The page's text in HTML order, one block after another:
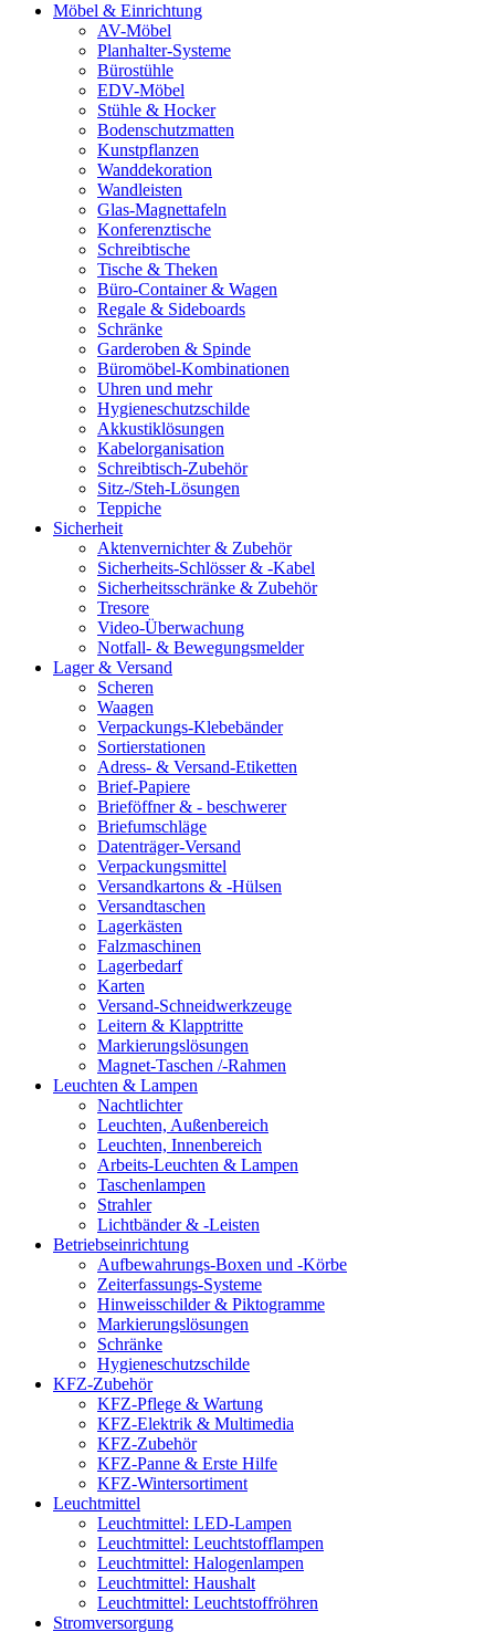
Möbel & Einrichtung
AV-Möbel
Planhalter-Systeme
Bürostühle
EDV-Möbel
Stühle & Hocker
Bodenschutzmatten
Kunstpflanzen
Wanddekoration
Wandleisten
Glas-Magnettafeln
Konferenztische
Schreibtische
Tische & Theken
Büro-Container & Wagen
Regale & Sideboards
Schränke
Garderoben & Spinde
Büromöbel-Kombinationen
Uhren und mehr
Hygieneschutzschilde
Akkustiklösungen
Kabelorganisation
Schreibtisch-Zubehör
Sitz-/Steh-Lösungen
Teppiche
Sicherheit
Aktenvernichter & Zubehör
Sicherheits-Schlösser & -Kabel
Sicherheitsschränke & Zubehör
Tresore
Video-Überwachung
Notfall- & Bewegungsmelder
Lager & Versand
Scheren
Waagen
Verpackungs-Klebebänder
Sortierstationen
Adress- & Versand-Etiketten
Brief-Papiere
Brieföffner & - beschwerer
Briefumschläge
Datenträger-Versand
Verpackungsmittel
Versandkartons & -Hülsen
Versandtaschen
Lagerkästen
Falzmaschinen
Lagerbedarf
Karten
Versand-Schneidwerkzeuge
Leitern & Klapptritte
Markierungslösungen
Magnet-Taschen /-Rahmen
Leuchten & Lampen
Nachtlichter
Leuchten, Außenbereich
Leuchten, Innenbereich
Arbeits-Leuchten & Lampen
Taschenlampen
Strahler
Lichtbänder & -Leisten
Betriebseinrichtung
Aufbewahrungs-Boxen und -Körbe
Zeiterfassungs-Systeme
Hinweisschilder & Piktogramme
Markierungslösungen
Schränke
Hygieneschutzschilde
KFZ-Zubehör
KFZ-Pflege & Wartung
KFZ-Elektrik & Multimedia
KFZ-Zubehör
KFZ-Panne & Erste Hilfe
KFZ-Wintersortiment
Leuchtmittel
Leuchtmittel: LED-Lampen
Leuchtmittel: Leuchtstofflampen
Leuchtmittel: Halogenlampen
Leuchtmittel: Haushalt
Leuchtmittel: Leuchtstoffröhren
Stromversorgung